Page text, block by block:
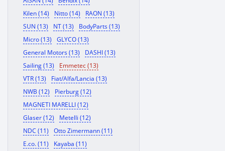
Kilen (14)
Nitto (14)
RAON (13)
SUN (13)
NT (13)
BodyParts (13)
Micro (13)
GLYCO (13)
General Motors (13)
DASHI (13)
Sailing (13)
Emmetec (13)
VTR (13)
Fiat/Alfa/Lancia (13)
NWB (12)
Pierburg (12)
MAGNETI MARELLI (12)
Glaser (12)
Metelli (12)
NDC (11)
Otto Zimermann (11)
E.co. (11)
Kayaba (11)